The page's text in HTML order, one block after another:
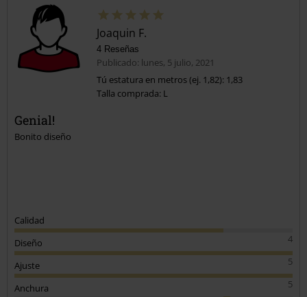
Enviar comentario
Joaquin F.
4 Reseñas
Publicado: lunes, 5 julio, 2021
Tú estatura en metros (ej. 1,82): 1,83
Talla comprada: L
Genial!
Bonito diseño
Calidad
4
Diseño
5
Ajuste
5
Anchura